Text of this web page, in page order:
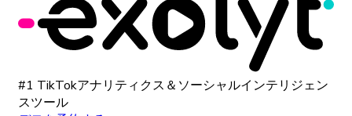
#1 TikTokアナリティクス＆ソーシャルインテリジェン
スツール